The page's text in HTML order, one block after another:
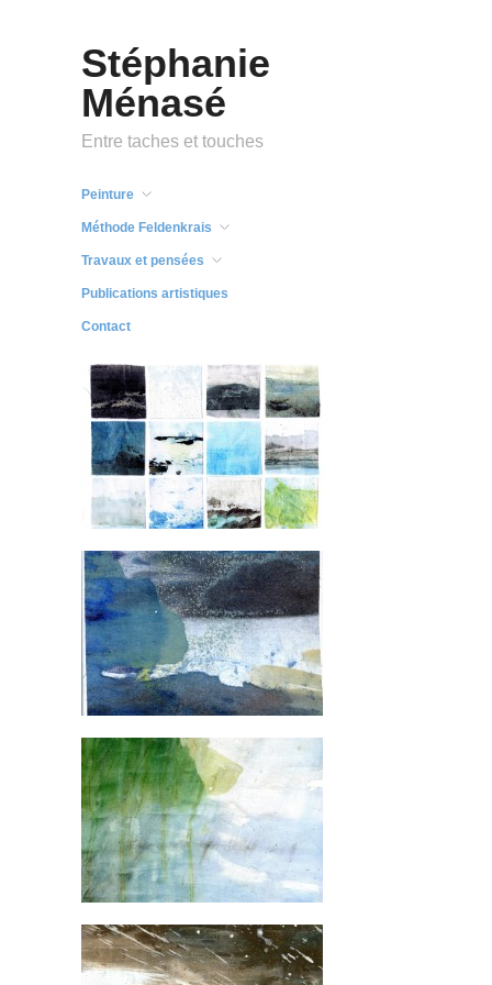
Stéphanie
Ménasé
Entre taches et touches
Peinture
Méthode Feldenkrais
Travaux et pensées
Publications artistiques
Contact